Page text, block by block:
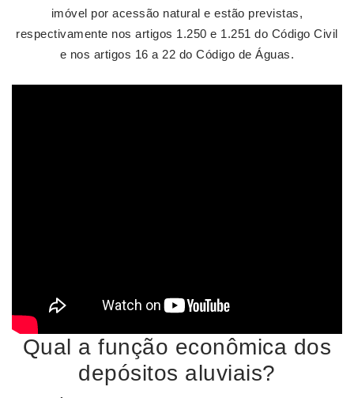
imóvel por acessão natural e estão previstas,
respectivamente nos artigos 1.250 e 1.251 do Código Civil
e nos artigos 16 a 22 do Código de Águas.
Qual a função econômica dos
depósitos aluviais?